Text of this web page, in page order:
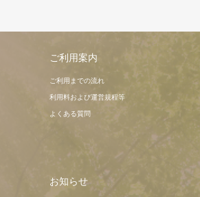
ご利用案内
ご利用までの流れ
利用料および運営規程等
よくある質問
お知らせ